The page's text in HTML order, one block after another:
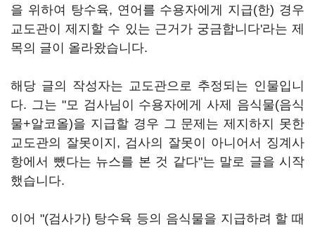
을 위하여 탕수육, 연어를 수용자에게 지급(한) 경우
교도관이 제지할 수 있는 근거가 궁금합니다'라는 제
목의 글이 올라왔습니다.
해당 글의 작성자는 교도관으로 추정되는 인물입니
다. 그는 "모 검사님이 수용자에게 사제 음식물(음식
물+알코올)을 지급할 경우 그 문제는 제지하지 못한
교도관의 잘못이지, 검사의 잘못이 아니어서 징계사
항에서 뺐다는 뉴스를 본 것 같다"는 말로 글을 시작
했습니다.
이어 "(검사가) 탕수육 등의 음식물을 지급하려 할 때